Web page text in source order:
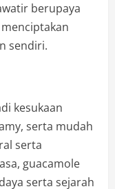
berupaya
sendiri.
kesukaan
serta mudah
serta
guacamole
serta sejarah